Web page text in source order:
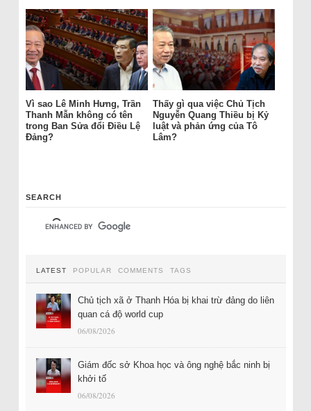
Vì sao Lê Minh Hưng, Trần
Thanh Mẫn không có tên
trong Ban Sửa đổi Điều Lệ
Đảng?
Thấy gì qua việc Chủ Tịch
Nguyễn Quang Thiều bị Kỷ
luật và phản ứng của Tô
Lâm?
SEARCH
LATEST POPULAR COMMENTS TAGS
Chủ tịch xã ở Thanh Hóa bị khai trừ đảng do liên
quan cá độ world cup
06/08/2026
Giám đốc sở Khoa học và ông nghệ bắc ninh bị
khởi tố
06/08/2026